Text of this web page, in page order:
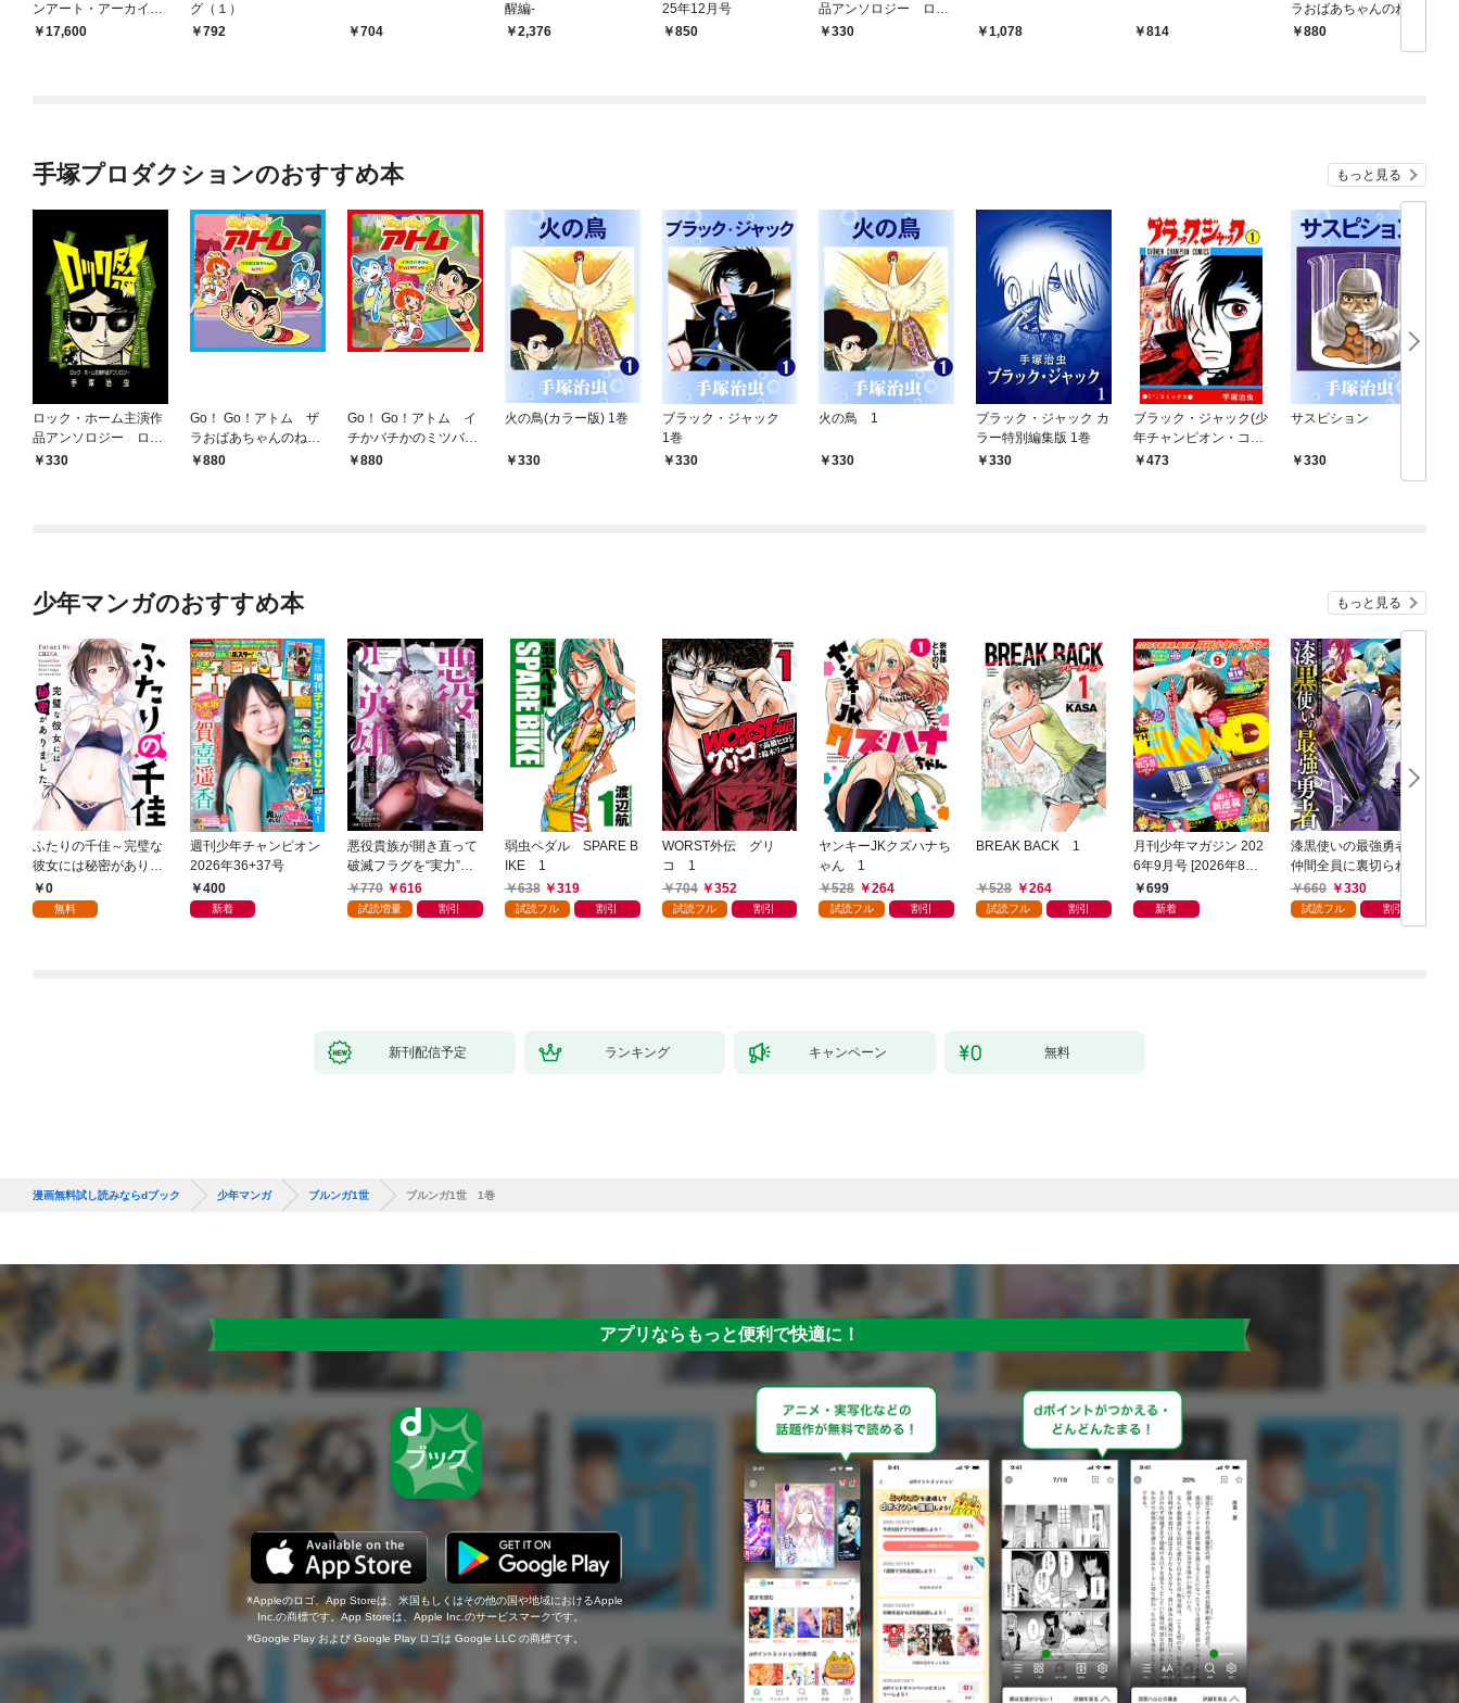
ンアート・アーカイブ
ス17,600
グ（１）
792
704
醒編-
2,376
25年12月号
850
品アンソロジー ロッ
ク祭（フェスティバ
330 1,078 814
ラおばあちゃんのねが
い880
手塚プロダクションのおすすめ本 もっと見る
ロック・ホーム主演作
品アンソロジー ロッ
ク祭（フェスティバ
330
Go！ Go！アトム ザ
ラおばあちゃんのねが
い880
Go！ Go！アトム イ
チかバチかのミツバチ
ミッション
880
火の鳥(カラー版) 1巻
330
ブラック・ジャック
1巻
330
火の鳥 1
330
ブラック・ジャック カ
ラー特別編集版 1巻
330
ブラック・ジャック(少
年チャンピオン・コミ
ックス) 1
473
サスピション
330
少年マンガのおすすめ本 もっと見る
ふたりの千佳～完璧な
彼女には秘密がありま
した(1)
0
無料
週刊少年チャンピオン
2026年36+37号
400
新着
悪役貴族が開き直って
破滅フラグを“実力”で
叩き折っていたら、い
つの間にかヒロイン達
770 616
試読増量 割引
弱虫ペダル SPARE B
IKE 1
638
319
試読フル 割引
WORST外伝 グリ
コ 1
704
352
試読フル 割引
ヤンキーJKクズハナち
ゃん 1
528
264
試読フル 割引
BREAK BACK 1
528 264
試読フル 割引
月刊少年マガジン 202
6年9月号 [2026年8月6
日発売]
699
新着
漆黒使いの最強勇者
仲間全員に裏切られた
ので最強の魔物と組み
ます 1巻
660 330
試読フル 割引
新刊配信予定 ランキング キャンペーン 無料
漫画無料試し読みならdブック 少年マンガ ブルンガ1世 ブルンガ1世 1巻
アプリならもっと便利で快適に！
Appleのロゴ、App Storeは、米国もしくはその他の国や地域におけるApple
Inc.の商標です。App Storeは、Apple Inc.のサービスマークです。
Google Play および Google Play ロゴは Google LLC の商標です。